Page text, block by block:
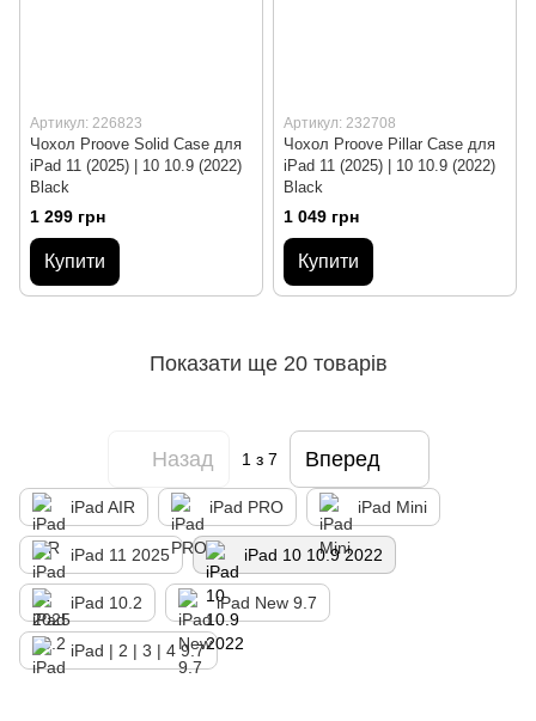
Артикул: 226823
Чохол Proove Solid Case для
iPad 11 (2025) | 10 10.9 (2022)
Black
1 299 грн
Купити
Артикул: 232708
Чохол Proove Pillar Case для
iPad 11 (2025) | 10 10.9 (2022)
Black
1 049 грн
Купити
Показати ще 20 товарів
Назад 1з 7 Вперед
iPad AIR iPad PRO iPad Mini
iPad 11 2025 iPad 10 10.9 2022
iPad 10.2 iPad New 9.7
iPad | 2 | 3 | 4 9.7